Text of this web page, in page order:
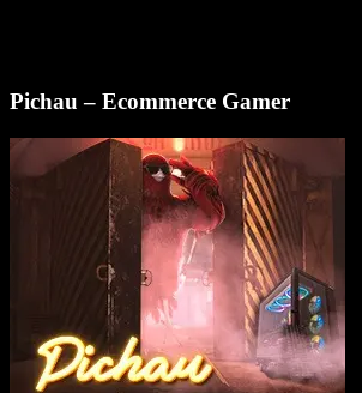
Pichau – Ecommerce Gamer